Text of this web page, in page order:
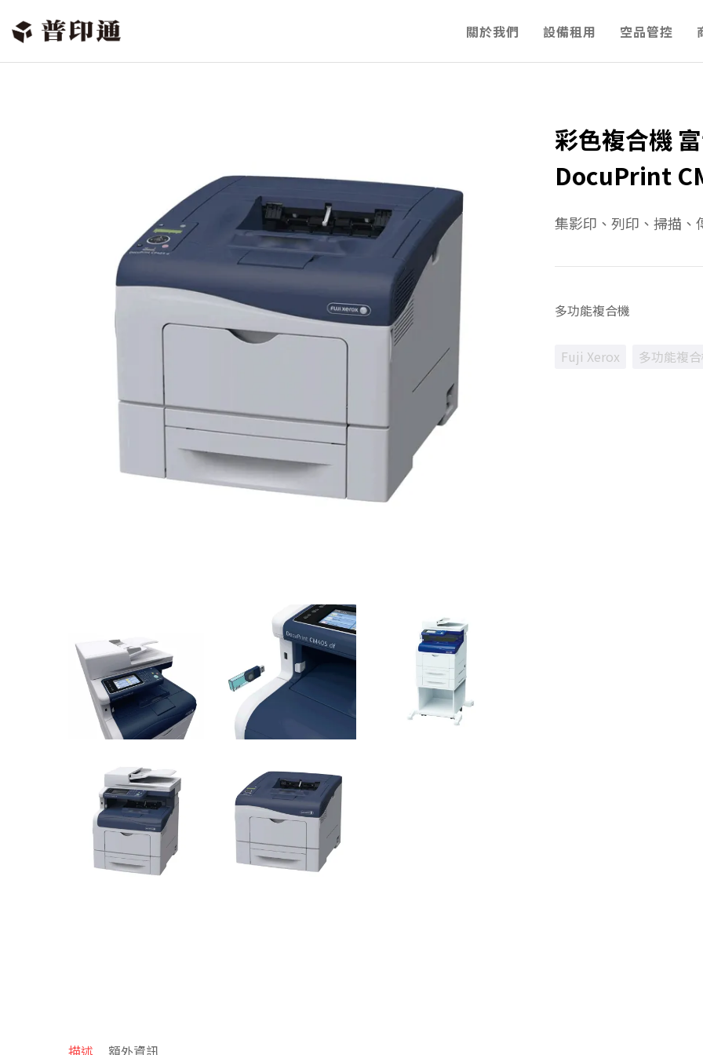
關於我們 設備租用 空品管控
彩色複合機
DocuPrint
集影印、列印、掃描、
多功能複合機
Fuji Xerox 多功能複
描述 額外資訊